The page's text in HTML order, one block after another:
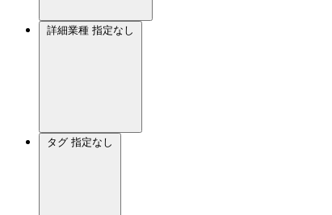
詳細業種 指定なし
タグ 指定なし